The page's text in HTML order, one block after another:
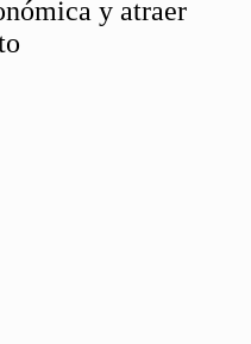
y atraer